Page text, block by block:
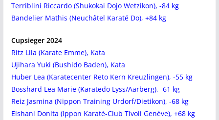
Terriblini Riccardo (Shukokai Dojo Wetzikon), -84 kg
Bandelier Mathis (Neuchâtel Karaté Do), +84 kg
Cupsieger 2024
Ritz Lila (Karate Emme), Kata
Ujihara Yuki (Bushido Baden), Kata
Huber Lea (Karatecenter Reto Kern Kreuzlingen), -55 kg
Bosshard Lea Marie (Karatedo Lyss/Aarberg), -61 kg
Reiz Jasmina (Nippon Training Urdorf/Dietikon), -68 kg
Elshani Donita (Ippon Karaté-Club Tivoli Genève), +68 kg